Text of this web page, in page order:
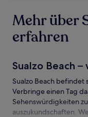
sich
ändern.
können
gelten.
Mehr über
erfahren
Sualzo Beach –
Sualzo Beach befindet
Verbringe einen Tag
Sehenswürdigkeiten
auszukundschaften.